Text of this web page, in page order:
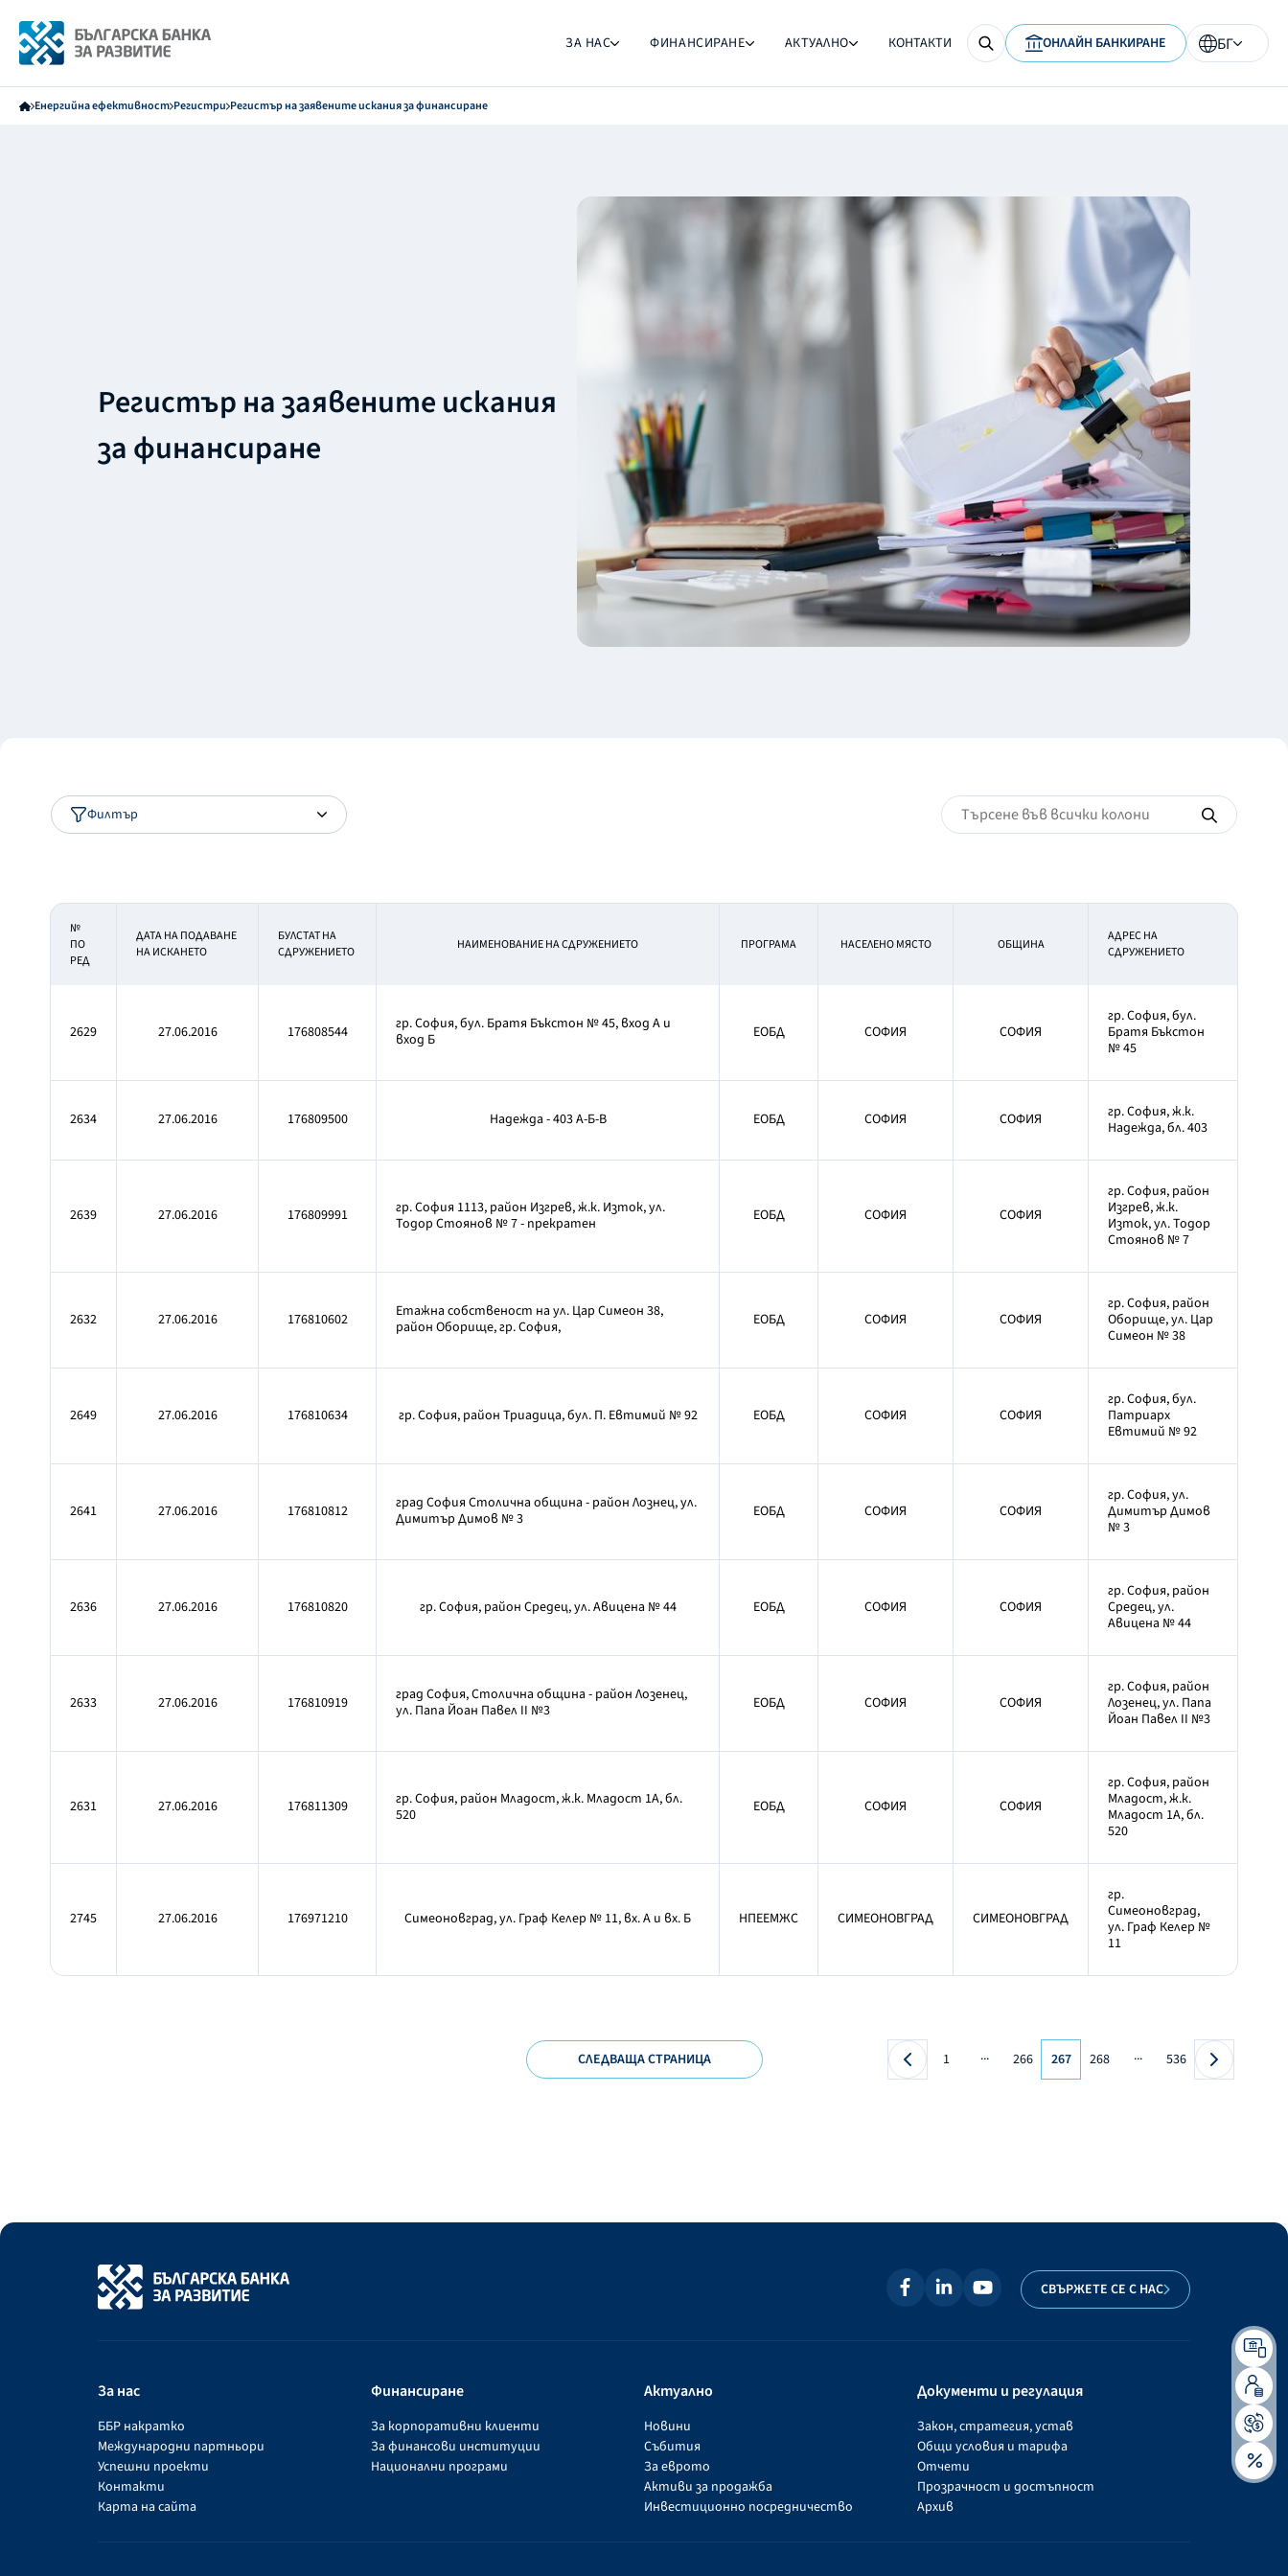
ЗА НАС ФИНАНСИРАНЕ АКТУАЛНО КОНТАКТИ ОНЛАЙН БАНКИРАНЕ БГ
Енергийна ефективност Регистри Регистър на заявените искания за финансиране
Регистър на заявените искания
за финансиране
Филтър
№
ПО
РЕД
ДАТА НА ПОДАВАНЕ
НА ИСКАНЕТО
БУЛСТАТ НА
СДРУЖЕНИЕТО
НАИМЕНОВАНИЕ НА СДРУЖЕНИЕТО ПРОГРАМА НАСЕЛЕНО МЯСТО OБЩИНА
АДРЕС НА
СДРУЖЕНИЕТО
2629 27.06.2016 176808544
гр. София, бул. Братя Бъкстон № 45, вход А и
вход Б
ЕОБД СОФИЯ СОФИЯ
гр. София, бул.
Братя Бъкстон
№ 45
2634 27.06.2016 176809500 Надежда - 403 А-Б-В ЕОБД СОФИЯ СОФИЯ
гр. София, ж.к.
Надежда, бл. 403
2639 27.06.2016 176809991
гр. София 1113, район Изгрев, ж.к. Изток, ул.
Тодор Стоянов № 7 - прекратен
ЕОБД СОФИЯ СОФИЯ
гр. София, район
Изгрев, ж.к.
Изток, ул. Тодор
Стоянов № 7
2632 27.06.2016 176810602
Етажна собственост на ул. Цар Симеон 38,
район Оборище, гр. София,
ЕОБД СОФИЯ СОФИЯ
гр. София, район
Оборище, ул. Цар
Симеон № 38
2649 27.06.2016 176810634 гр. София, район Триадица, бул. П. Евтимий № 92 ЕОБД СОФИЯ СОФИЯ
гр. София, бул.
Патриарх
Евтимий № 92
2641 27.06.2016 176810812
град София Столична община - район Лознец, ул.
Димитър Димов № 3
ЕОБД СОФИЯ СОФИЯ
гр. София, ул.
Димитър Димов
№ 3
2636 27.06.2016 176810820 гр. София, район Средец, ул. Авицена № 44 ЕОБД СОФИЯ СОФИЯ
гр. София, район
Средец, ул.
Авицена № 44
2633 27.06.2016 176810919
град София, Столична община - район Лозенец,
ул. Папа Йоан Павел II №3
ЕОБД СОФИЯ СОФИЯ
гр. София, район
Лозенец, ул. Папа
Йоан Павел II №3
2631 27.06.2016 176811309
гр. София, район Младост, ж.к. Младост 1А, бл.
520
ЕОБД СОФИЯ СОФИЯ
гр. София, район
Младост, ж.к.
Младост 1А, бл.
520
2745 27.06.2016 176971210 Симеоновград, ул. Граф Келер № 11, вх. А и вх. Б НПЕЕМЖС СИМЕОНОВГРАД СИМЕОНОВГРАД
гр.
Симеоновград,
ул. Граф Келер №
11
СЛЕДВАЩА СТРАНИЦА 1 ... 266 267 268 ... 536
СВЪРЖЕТЕ СЕ С НАС
За нас
ББР накратко
Международни партньори
Успешни проекти
Контакти
Карта на сайта
Финансиране
За корпоративни клиенти
За финансови институции
Национални програми
Актуално
Новини
Събития
За еврото
Активи за продажба
Инвестиционно посредничество
Документи и регулация
Закон, стратегия, устав
Общи условия и тарифа
Отчети
Прозрачност и достъпност
Архив